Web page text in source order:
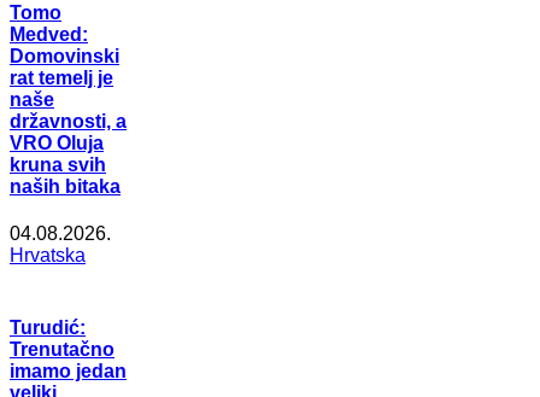
Tomo
Medved:
Domovinski
rat temelj je
naše
državnosti, a
VRO Oluja
kruna svih
naših bitaka
04.08.2026.
Hrvatska
Turudić:
Trenutačno
imamo jedan